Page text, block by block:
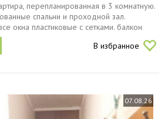
перепланированная в 3 комнатную.
спальни и проходной зал.
окна пластиковые с сетками. балкон
машинка, кондиционер, газовая
В избранное
07.08.26